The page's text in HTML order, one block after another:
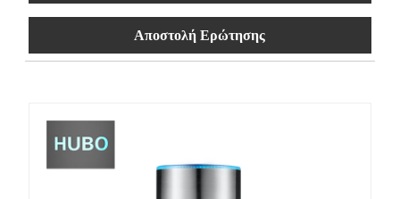
Αποστολή Ερώτησης